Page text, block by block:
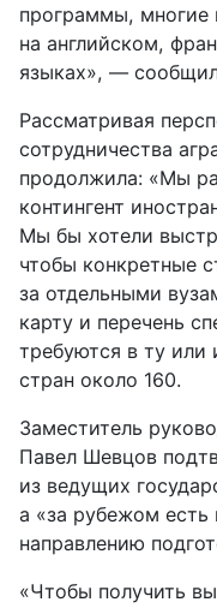
программы, многие
на английском,
языках», —
Рассматривая
сотрудничества
продолжила: «Мы
контингент
Мы бы хотели
чтобы конкретные
за отдельными
карту и перечень
требуются в ту или
стран около 160.
Заместитель
Павел Шевцов
из ведущих
а «за рубежом есть
направлению
«Чтобы получить